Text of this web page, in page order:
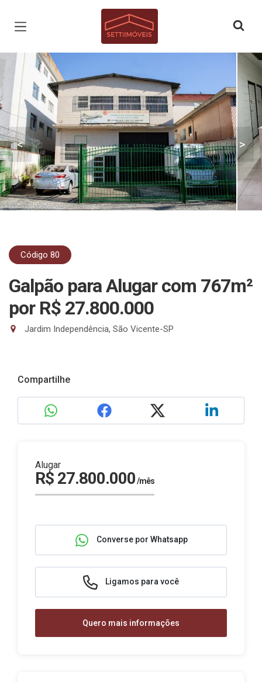
Página inicial
< >
Código 80
Galpão para Alugar com 767m²
por R$ 27.800.000
Jardim Independência, São Vicente-SP
Compartilhe
Alugar
R$ 27.800.000/mês
Converse por Whatsapp
Ligamos para você
Quero mais informações